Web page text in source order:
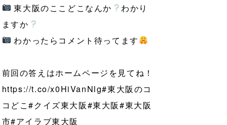
東大阪のここどこなんか
わかり
ますか
わかったらコメント待ってます
前回の答えはホームページを見てね！
https://t.co/x0HiVanNlg#東大阪のコ
コどこ#クイズ東大阪#東大阪#東大阪
市#アイラブ東大阪